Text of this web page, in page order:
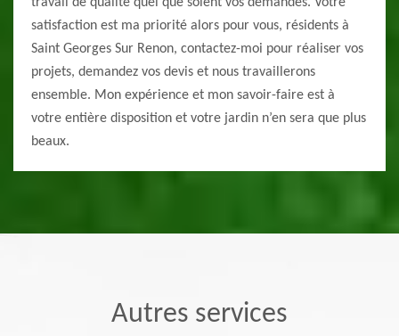
satisfaction est ma priorité alors pour vous, résidents à
Saint Georges Sur Renon, contactez-moi pour réaliser vos
projets, demandez vos devis et nous travaillerons
ensemble. Mon expérience et mon savoir-faire est à
votre entière disposition et votre jardin n’en sera que plus
beaux.
Autres services